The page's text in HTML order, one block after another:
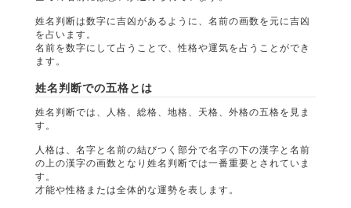
姓名判断は数字に吉凶があるように、名前の画数を元に吉凶
を占います。
名前を数字にして占うことで、性格や運気を占うことができ
ます。
姓名判断での五格とは
姓名判断では、人格、総格、地格、天格、外格の五格を見ま
す。
人格は、名字と名前の結びつく部分で名字の下の漢字と名前
の上の漢字の画数となり姓名判断では一番重要とされていま
す。
才能や性格または全体的な運勢を表します。